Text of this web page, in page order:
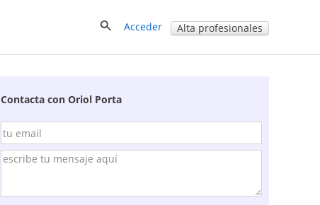
Acceder Alta profesionales
Contacta con Oriol Porta